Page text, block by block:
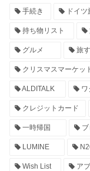
手続き ドイツ
持ち物リスト
グルメ 旅
クリスマスマーケッ
ALDITALK ワ
クレジットカード
一時帰国
LUMINE
Wish List ア